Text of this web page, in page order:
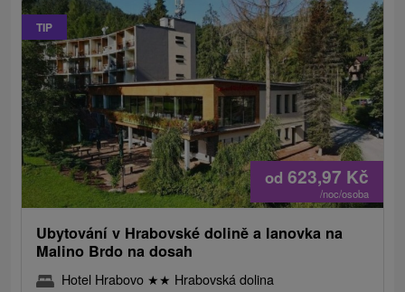
TIP
od 623,97 Kč
/noc/osoba
Ubytování v Hrabovské dolině a lanovka na
Malino Brdo na dosah
Hotel Hrabovo ★★ Hrabovská dolina